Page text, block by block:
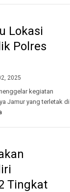
Lokasi
Polres
2025
kegiatan
Jamur yang terletak di
Tingkat